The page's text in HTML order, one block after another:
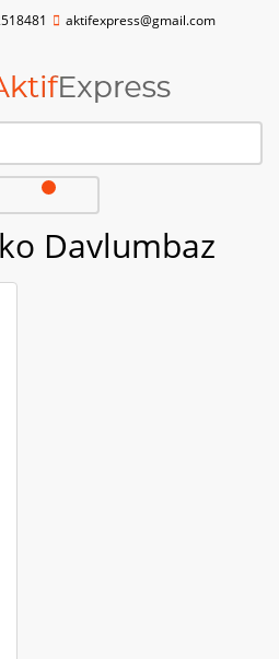
aktifexpress@gmail.com
Davlumbaz